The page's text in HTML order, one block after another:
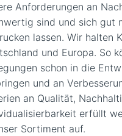
Anforderungen an
sind und sich gut
lassen. Wir halten
und Europa. So
schon in die
und an
an Qualität,
erfüllt
Sortiment auf.